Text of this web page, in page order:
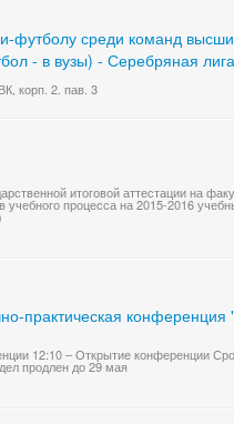
футболу среди команд
- в вузы) - Серебряная
корп. 2. пав. 3
итоговой аттестации на
учебного процесса на 2015-2016
практическая
12:10 – Открытие конференции
продлен до 29 мая